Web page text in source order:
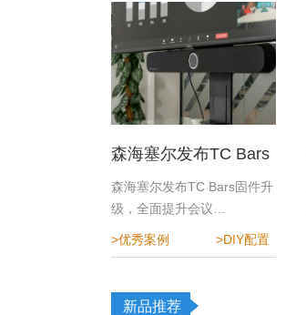
森海塞尔发布TC Bars
固件升级，全面提升会
议体验
森海塞尔发布TC Bars固件升
级，全面提升会议…
>优秀案例 >DIY配置
新品推荐